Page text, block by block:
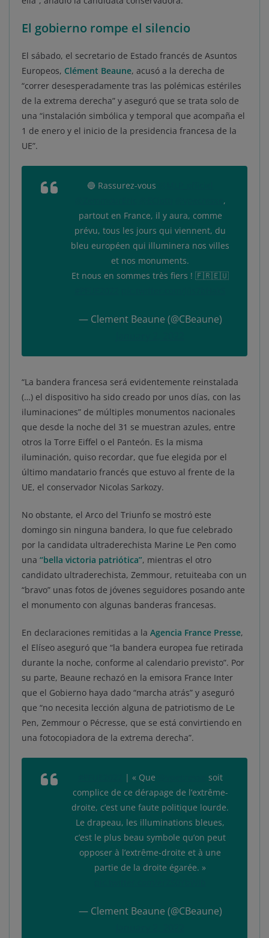
El gobierno rompe el silencio
El sábado, el secretario de Estado francés de Asuntos
Europeos, Clément Beaune, acusó a la derecha de
“correr desesperadamente tras las polémicas estériles
de la extrema derecha” y aseguró que se trata solo de
una “instalación simbólica y temporal que acompaña el
1 de enero y el inicio de la presidencia francesa de la
UE”.
🔵 Rassurez-vous
,
partout en France, il y aura, comme
prévu, tous les jours qui viennent, du
bleu européen qui illuminera nos villes
et nos monuments.
Et nous en sommes très fiers ! 🇫🇷🇪🇺
— Clement Beaune (@CBeaune)
“La bandera francesa será evidentemente reinstalada
(…) el dispositivo ha sido creado por unos días, con las
iluminaciones” de múltiples monumentos nacionales
que desde la noche del 31 se muestran azules, entre
otros la Torre Eiffel o el Panteón. Es la misma
iluminación, quiso recordar, que fue elegida por el
último mandatario francés que estuvo al frente de la
UE, el conservador Nicolas Sarkozy.
No obstante, el Arco del Triunfo se mostró este
domingo sin ninguna bandera, lo que fue celebrado
por la candidata ultraderechista Marine Le Pen como
una “bella victoria patriótica”, mientras el otro
candidato ultraderechista, Zemmour, retuiteaba con un
“bravo” unas fotos de jóvenes seguidores posando ante
el monumento con algunas banderas francesas.
En declaraciones remitidas a la Agencia France Presse,
el Elíseo aseguró que “la bandera europea fue retirada
durante la noche, conforme al calendario previsto”. Por
su parte, Beaune rechazó en la emisora France Inter
que el Gobierno haya dado “marcha atrás” y aseguró
que “no necesita lección alguna de patriotismo de Le
Pen, Zemmour o Pécresse, que se está convirtiendo en
una fotocopiadora de la extrema derecha”.
| « Que
soit
complice de ce dérapage de l’extrême-
droite, c’est une faute politique lourde.
Le drapeau, les illuminations bleues,
c’est le plus beau symbole qu’on peut
opposer à l’extrême-droite et à une
partie de la droite égarée. »
— Clement Beaune (@CBeaune)